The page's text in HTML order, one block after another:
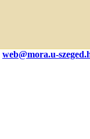
web@mora.u-